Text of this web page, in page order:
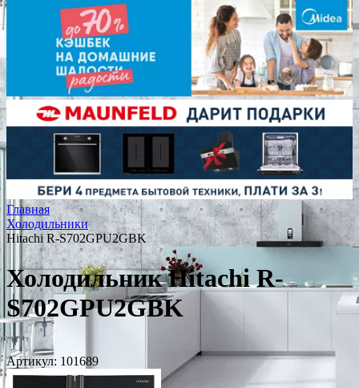
Главная
Холодильники
Hitachi R-S702GPU2GBK
Холодильник Hitachi R-
S702GPU2GBK
Артикул: 101689